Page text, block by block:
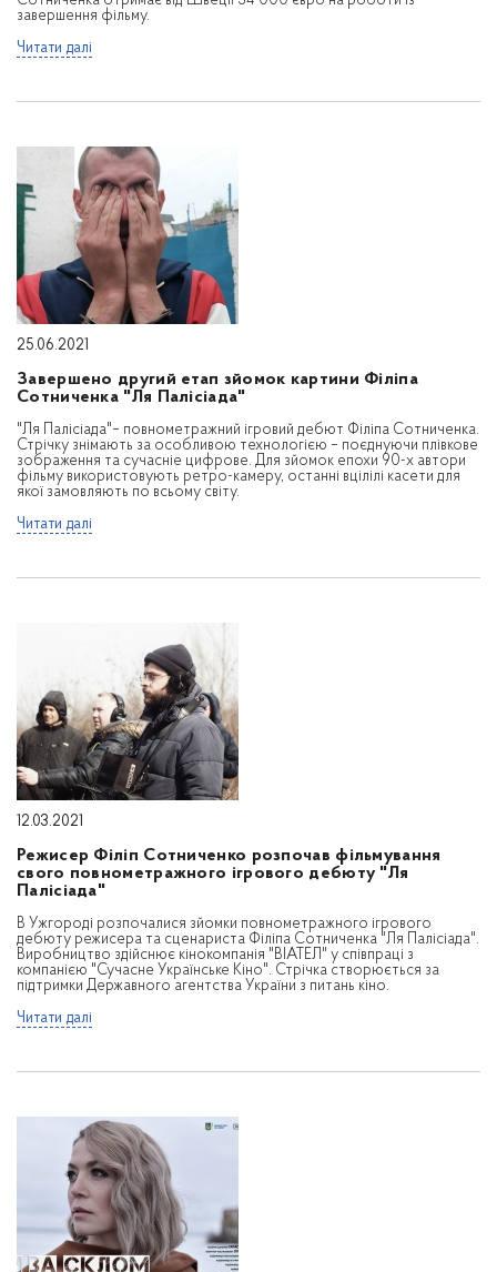
завершення фільму.
Читати далі
25.06.2021
Завершено другий етап зйомок картини Філіпа
Сотниченка "Ля Палісіада"
"Ля Палісіада"– повнометражний ігровий дебют Філіпа Сотниченка.
Стрічку знімають за особливою технологією – поєднуючи плівкове
зображення та сучасніе цифрове. Для зйомок епохи 90-х автори
фільму використовують ретро-камеру, останні вцілілі касети для
якої замовляють по всьому світу.
Читати далі
12.03.2021
Режисер Філіп Сотниченко розпочав фільмування
свого повнометражного ігрового дебюту "Ля
Палісіада"
В Ужгороді розпочалися зйомки повнометражного ігрового
дебюту режисера та сценариста Філіпа Сотниченка "Ля Палісіада".
Виробництво здійснює кінокомпанія "ВІАТЕЛ" у співпраці з
компанією "Сучасне Українське Кіно". Стрічка створюється за
підтримки Державного агентства України з питань кіно.
Читати далі